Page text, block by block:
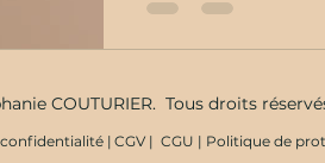
COUTURIER. Tous droits
|CGV | CGU | Politique de